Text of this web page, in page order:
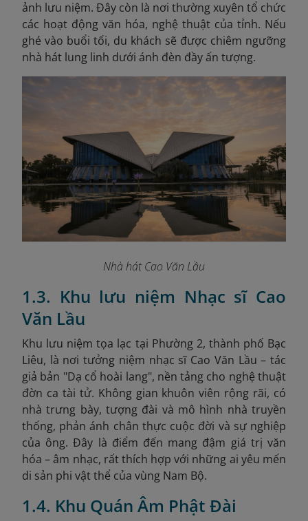
ảnh lưu niệm. Đây còn là nơi thường xuyên tổ chức
các hoạt động văn hóa, nghệ thuật của tỉnh. Nếu
ghé vào buổi tối, du khách sẽ được chiêm ngưỡng
nhà hát lung linh dưới ánh đèn đầy ấn tượng.
Nhà hát Cao Văn Lầu
1.3. Khu lưu niệm Nhạc sĩ Cao
Văn Lầu
Khu lưu niệm tọa lạc tại Phường 2, thành phố Bạc
Liêu, là nơi tưởng niệm nhạc sĩ Cao Văn Lầu – tác
giả bản "Dạ cổ hoài lang", nền tảng cho nghệ thuật
đờn ca tài tử. Không gian khuôn viên rộng rãi, có
nhà trưng bày, tượng đài và mô hình nhà truyền
thống, phản ánh chân thực cuộc đời và sự nghiệp
của ông. Đây là điểm đến mang đậm giá trị văn
hóa – âm nhạc, rất thích hợp với những ai yêu mến
di sản phi vật thể của vùng Nam Bộ.
1.4. Khu Quán Âm Phật Đài